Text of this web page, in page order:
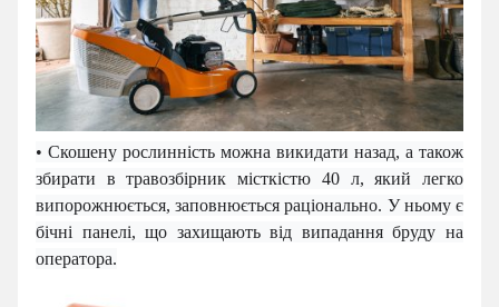
• Скошену рослинність можна викидати назад, а також
збирати в травозбірник місткістю 40 л, який легко
випорожнюється, заповнюється раціонально. У ньому є
бічні панелі, що захищають від випадання бруду на
оператора.